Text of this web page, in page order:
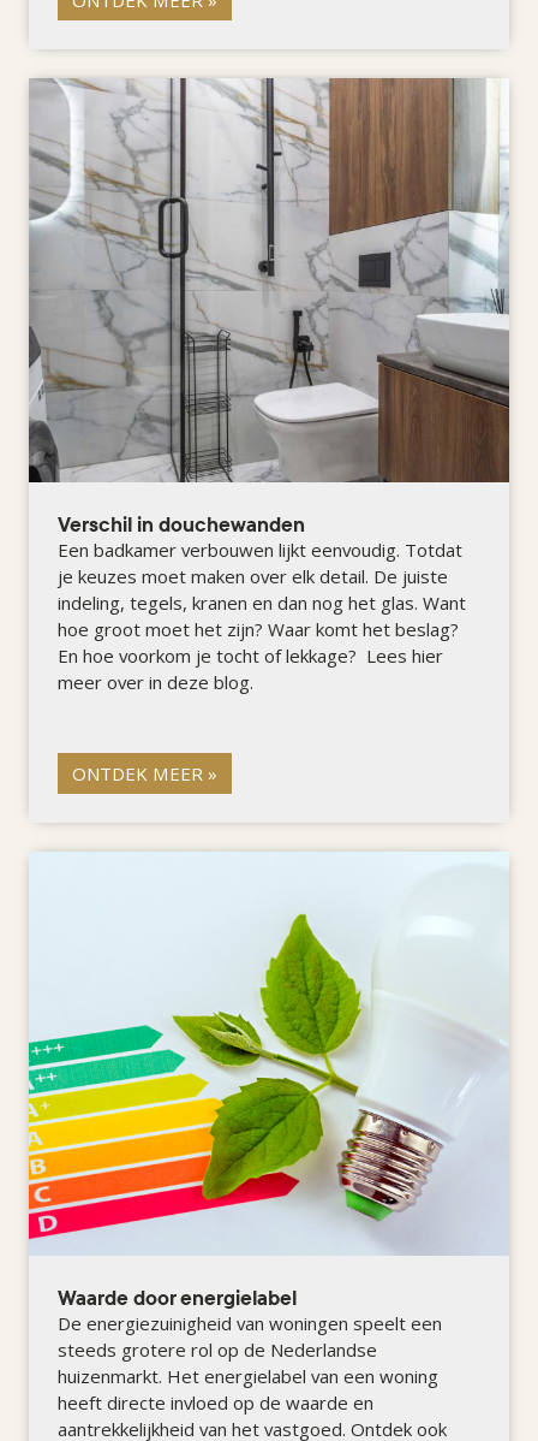
Verschil in douchewanden
Een badkamer verbouwen lijkt eenvoudig. Totdat
je keuzes moet maken over elk detail. De juiste
indeling, tegels, kranen en dan nog het glas. Want
hoe groot moet het zijn? Waar komt het beslag?
En hoe voorkom je tocht of lekkage? Lees hier
meer over in deze blog.
ONTDEK MEER »
Waarde door energielabel
De energiezuinigheid van woningen speelt een
steeds grotere rol op de Nederlandse
huizenmarkt. Het energielabel van een woning
heeft directe invloed op de waarde en
aantrekkelijkheid van het vastgoed. Ontdek ook